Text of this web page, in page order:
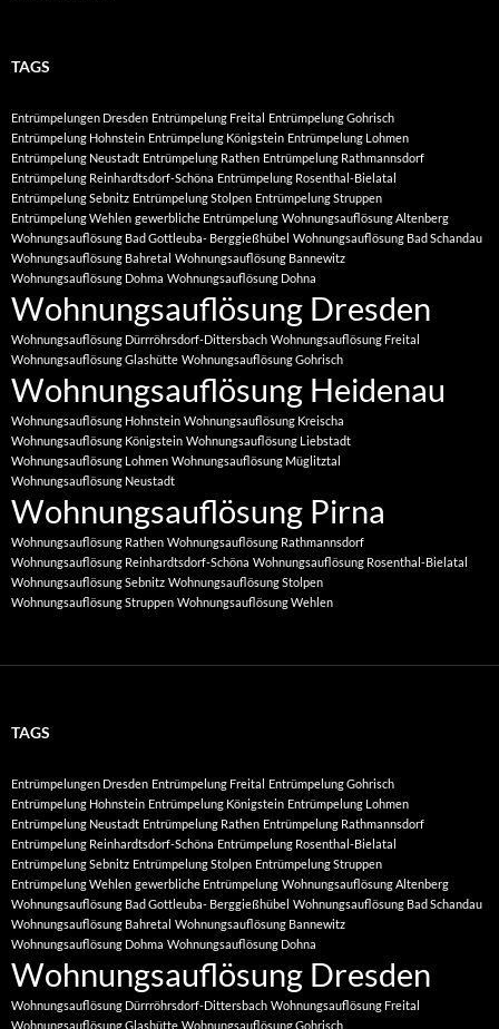
TAGS
Entrümpelungen Dresden Entrümpelung Freital Entrümpelung Gohrisch
Entrümpelung Hohnstein Entrümpelung Königstein Entrümpelung Lohmen
Entrümpelung Neustadt Entrümpelung Rathen Entrümpelung Rathmannsdorf
Entrümpelung Reinhardtsdorf-Schöna Entrümpelung Rosenthal-Bielatal
Entrümpelung Sebnitz Entrümpelung Stolpen Entrümpelung Struppen
Entrümpelung Wehlen gewerbliche Entrümpelung Wohnungsauflösung Altenberg
Wohnungsauflösung Bad Gottleuba- Berggießhübel Wohnungsauflösung Bad Schandau
Wohnungsauflösung Bahretal Wohnungsauflösung Bannewitz
Wohnungsauflösung Dohma Wohnungsauflösung Dohna
Wohnungsauflösung Dresden
Wohnungsauflösung Dürrröhrsdorf-Dittersbach Wohnungsauflösung Freital
Wohnungsauflösung Glashütte Wohnungsauflösung Gohrisch
Wohnungsauflösung Heidenau
Wohnungsauflösung Hohnstein Wohnungsauflösung Kreischa
Wohnungsauflösung Königstein Wohnungsauflösung Liebstadt
Wohnungsauflösung Lohmen Wohnungsauflösung Müglitztal
Wohnungsauflösung Neustadt
Wohnungsauflösung Pirna
Wohnungsauflösung Rathen Wohnungsauflösung Rathmannsdorf
Wohnungsauflösung Reinhardtsdorf-Schöna Wohnungsauflösung Rosenthal-Bielatal
Wohnungsauflösung Sebnitz Wohnungsauflösung Stolpen
Wohnungsauflösung Struppen Wohnungsauflösung Wehlen
TAGS
Entrümpelungen Dresden Entrümpelung Freital Entrümpelung Gohrisch
Entrümpelung Hohnstein Entrümpelung Königstein Entrümpelung Lohmen
Entrümpelung Neustadt Entrümpelung Rathen Entrümpelung Rathmannsdorf
Entrümpelung Reinhardtsdorf-Schöna Entrümpelung Rosenthal-Bielatal
Entrümpelung Sebnitz Entrümpelung Stolpen Entrümpelung Struppen
Entrümpelung Wehlen gewerbliche Entrümpelung Wohnungsauflösung Altenberg
Wohnungsauflösung Bad Gottleuba- Berggießhübel Wohnungsauflösung Bad Schandau
Wohnungsauflösung Bahretal Wohnungsauflösung Bannewitz
Wohnungsauflösung Dohma Wohnungsauflösung Dohna
Wohnungsauflösung Dresden
Wohnungsauflösung Dürrröhrsdorf-Dittersbach Wohnungsauflösung Freital
Wohnungsauflösung Glashütte Wohnungsauflösung Gohrisch